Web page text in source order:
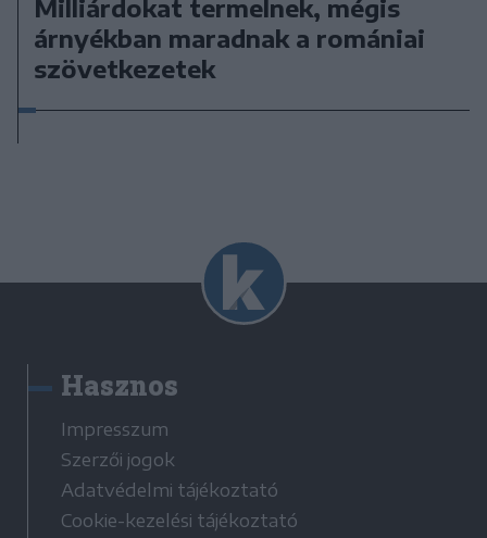
Milliárdokat termelnek, mégis
árnyékban maradnak a romániai
szövetkezetek
Hasznos
Impresszum
Szerzői jogok
Adatvédelmi tájékoztató
Cookie-kezelési tájékoztató